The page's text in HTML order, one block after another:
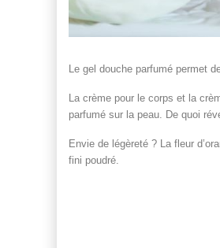
Le gel douche parfumé permet
La crème pour le corps et la
parfumé sur la peau. De quoi
Envie de légèreté ? La fleur
fini poudré.